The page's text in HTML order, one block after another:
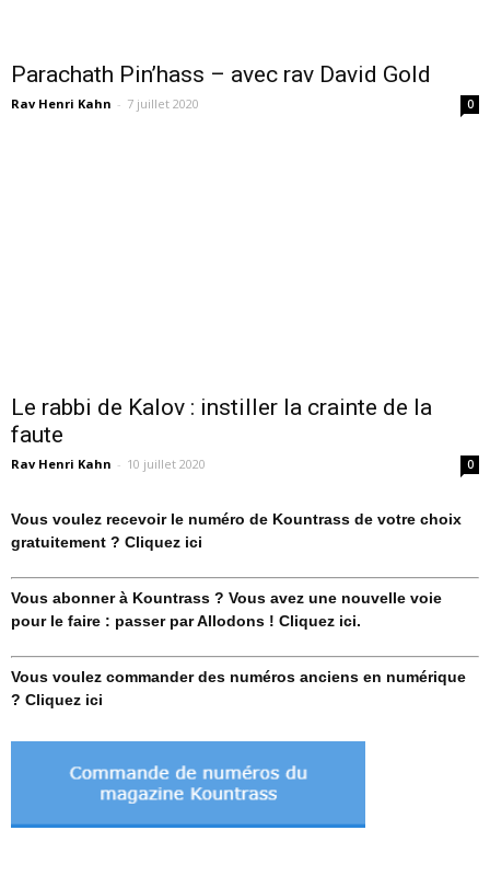
Parachath Pin’hass – avec rav David Gold
Rav Henri Kahn - 7 juillet 2020 0
Le rabbi de Kalov : instiller la crainte de la
faute
Rav Henri Kahn - 10 juillet 2020 0
Vous voulez recevoir le numéro de Kountrass de votre choix
gratuitement ? Cliquez ici
Vous abonner à Kountrass ? Vous avez une nouvelle voie
pour le faire : passer par Allodons ! Cliquez ici.
Vous voulez commander des numéros anciens en numérique
? Cliquez ici